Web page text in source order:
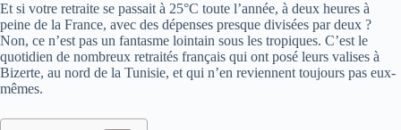
Et si votre retraite se passait à 25°C toute l’année, à deux heures à
peine de la France, avec des dépenses presque divisées par deux ?
Non, ce n’est pas un fantasme lointain sous les tropiques. C’est le
quotidien de nombreux retraités français qui ont posé leurs valises à
Bizerte, au nord de la Tunisie, et qui n’en reviennent toujours pas eux-
mêmes.